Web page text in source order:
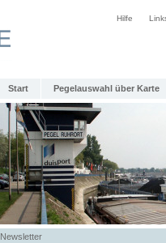
Hilfe
Start Pegelauswahl über Karte
Newsletter